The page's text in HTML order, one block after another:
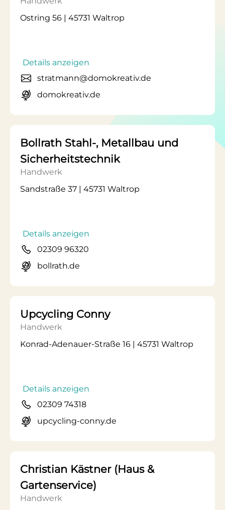
Ostring 56 | 45731 Waltrop
Details anzeigen
stratmann@domokreativ.de
domokreativ.de
Bollrath Stahl-, Metallbau und
Sicherheitstechnik
Handwerk
Sandstraße 37 | 45731 Waltrop
Details anzeigen
02309 96320
bollrath.de
Upcycling Conny
Handwerk
Konrad-Adenauer-Straße 16 | 45731 Waltrop
Details anzeigen
02309 74318
upcycling-conny.de
Christian Kästner (Haus &
Gartenservice)
Handwerk